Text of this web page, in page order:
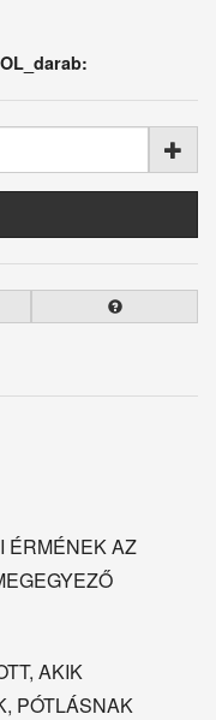
ÉRMÉNEK AZ
AKIK
PÓTLÁSNAK